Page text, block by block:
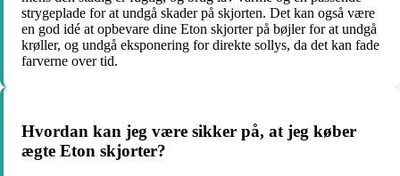
strygeplade for at undgå skader på skjorten. Det kan også være
en god idé at opbevare dine Eton skjorter på bøjler for at undgå
krøller, og undgå eksponering for direkte sollys, da det kan fade
farverne over tid.
Hvordan kan jeg være sikker på, at jeg køber
ægte Eton skjorter?